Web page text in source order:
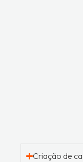
Criação de